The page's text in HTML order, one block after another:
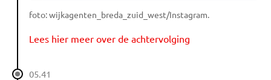
foto: wijkagenten_breda_zuid_west/Instagram.
Lees hier meer over de achtervolging
05.41